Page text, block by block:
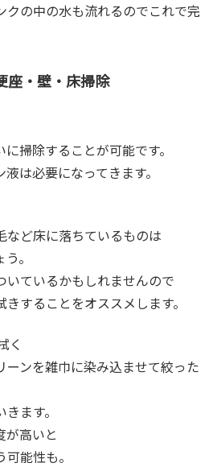
クの中の水も流れるのでこれで完
座・壁・床掃除
掃除することが可能です。
は必要になってきます。
など床に落ちているものは
。
いているかもしれませんので
することをオススメします。
く
ンを雑巾に染み込ませて絞った
ます。
が高いと
能性も。